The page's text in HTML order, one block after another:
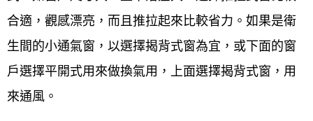
合適，觀感漂亮，而且推拉起來比較省力。如果是衛
生間的小通氣窗，以選擇揭背式窗為宜，或下面的窗
戶選擇平開式用來做換氣用，上面選擇揭背式窗，用
來通風。